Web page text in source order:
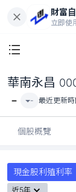
財富
立即使
華南永昌
- - 最近更新時
個股概覽
現金股利殖利率
近5年